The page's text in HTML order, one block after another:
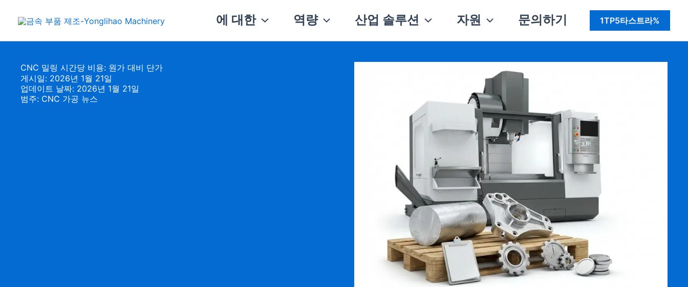
에 대한 역량 산업 솔루션 자원 문의하기 1TP5타스트라%
CNC 밀링 시간당 비용: 원가 대비 단가
게시일: 2026년 1월 21일
업데이트 날짜: 2026년 1월 21일
범주: CNC 가공 뉴스